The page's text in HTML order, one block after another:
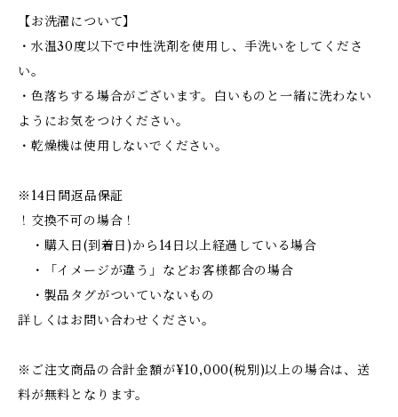
【お洗濯について】
・水温30度以下で中性洗剤を使用し、手洗いをしてくださ
い。
・色落ちする場合がございます。白いものと一緒に洗わない
ようにお気をつけください。
・乾燥機は使用しないでください。
※14日間返品保証
！交換不可の場合！
・購入日(到着日)から14日以上経過している場合
・「イメージが違う」などお客様都合の場合
・製品タグがついていないもの
詳しくはお問い合わせください。
※ご注文商品の合計金額が¥10,000(税別)以上の場合は、送
料が無料となります。